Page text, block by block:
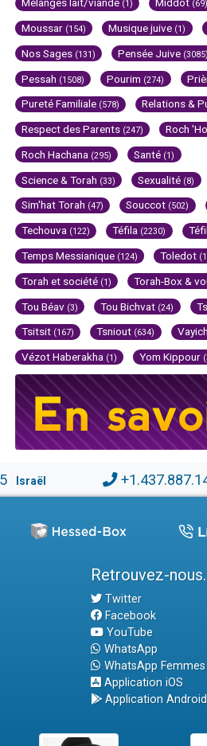
(1) (69)
Moussar (154) Musique juive (1)
Nos Sages (131) Pensée Juive (3085)
Pessah (1508) Pourim (274)
Pureté Familiale (578) Relations &
Respect des Parents (247) Roch
Roch Hachana (295) Santé (1)
Science & Torah (33) Sexualité (8)
Sim'hat Torah (47) Souccot (502)
Techouva (122) Téfila (2230)
Temps Messianique (124) Toledot
Torah et société (1) Torah-Box &
Tou Béav (3) Tou Bichvat (24)
Tsitsit (167) Tsniout (634)
Vézot Haberakha (1) Yom Kippour
Israël
Retrouvez-
Twitter
Facebook
YouTube
WhatsApp
WhatsApp Femmes
Application iOS
Application Android